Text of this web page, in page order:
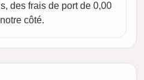
des frais de port de 0,00
côté.